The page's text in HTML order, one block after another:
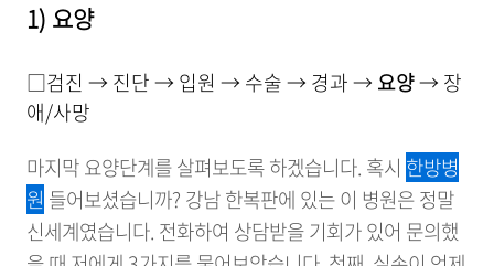
1) 요양
□검진 → 진단 → 입원 → 수술 → 경과 → 요양→ 장
애/사망
마지막 요양단계를 살펴보도록 하겠습니다. 혹시 한방병
원 들어보셨습니까? 강남 한복판에 있는 이 병원은 정말
신세계였습니다. 전화하여 상담받을 기회가 있어 문의했